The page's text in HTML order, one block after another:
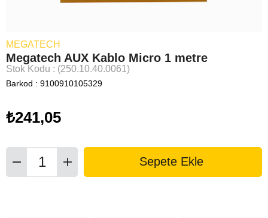
MEGATECH
Megatech AUX Kablo Micro 1 metre
Stok Kodu (250.10.40.0061)
Barkod : 9100910105329
₺241,05